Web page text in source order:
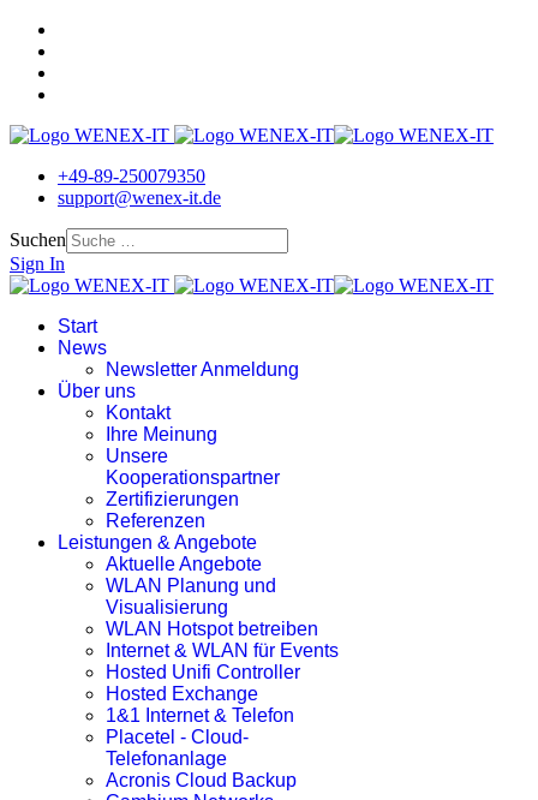
+49-89-250079350
support@wenex-it.de
Suchen
Sign In
Start
News
Newsletter Anmeldung
Über uns
Kontakt
Ihre Meinung
Unsere
Kooperationspartner
Zertifizierungen
Referenzen
Leistungen & Angebote
Aktuelle Angebote
WLAN Planung und
Visualisierung
WLAN Hotspot betreiben
Internet & WLAN für Events
Hosted Unifi Controller
Hosted Exchange
1&1 Internet & Telefon
Placetel - Cloud-
Telefonanlage
Acronis Cloud Backup